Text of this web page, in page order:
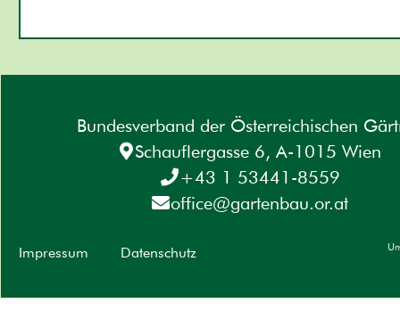
Bundesverband der Österreichischen
Schauflergasse 6, A-1015 Wien
+43 1 53441-8559
office@gartenbau.or.at
Impressum Datenschutz